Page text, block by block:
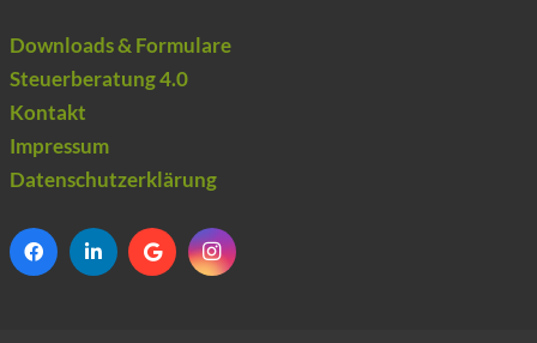
Downloads & Formulare
Steuerberatung 4.0
Kontakt
Impressum
Datenschutzerklärung